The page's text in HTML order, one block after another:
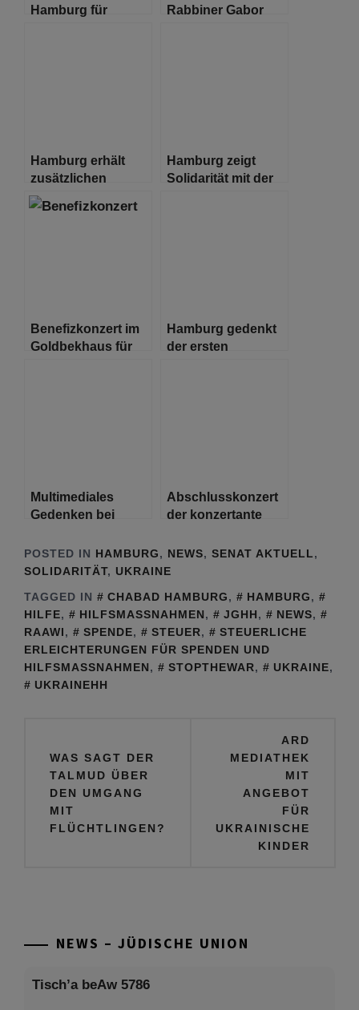
Hamburg für
Rabbiner Gabor
Hamburg erhält
zusätzlichen
Impfstoff – mobile
Impfangebote der
Hamburg zeigt
Solidarität mit der
Benefizkonzert im
Goldbekhaus für
Hamburg gedenkt
der ersten
Multimediales
Gedenken bei
„Faces for the
Names“ in St.
Abschlusskonzert
der konzertante
„Musikalisch-
Literarische
POSTED IN HAMBURG, NEWS, SENAT AKTUELL,
SOLIDARITÄT, UKRAINE
TAGGED IN
CHABAD HAMBURG, HAMBURG,
HILFE, HILFSMASSNAHMEN , JGHH, NEWS,
RAAWI, SPENDE, STEUER,
STEUERLICHE
ERLEICHTERUNGEN FÜR SPENDEN UND
HILFSMASSNAHMEN
, STOPTHEWAR, UKRAINE,
UKRAINEHH
WAS SAGT DER
TALMUD ÜBER
DEN UMGANG
MIT
FLÜCHTLINGEN?
ARD
MEDIATHEK
MIT
ANGEBOT
FÜR
UKRAINISCHE
KINDER
NEWS – JÜDISCHE UNION
Tisch’a beAw 5786